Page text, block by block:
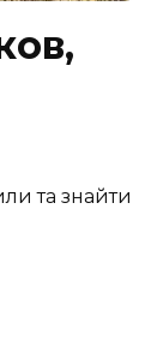
та знайти